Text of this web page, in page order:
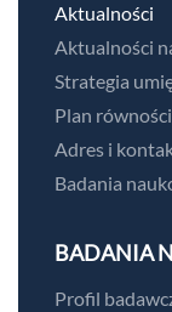
Aktualności
Aktualności
Strategia
Plan równości
Adres i
Badania
BADANIA
Profil